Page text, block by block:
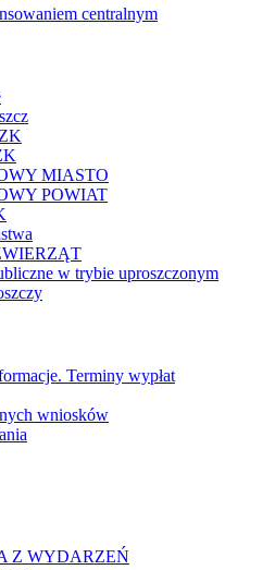
centralnym
MIASTO
POWIAT
w trybie uproszczonym
Terminy wypłat
wniosków
Z WYDARZEŃ